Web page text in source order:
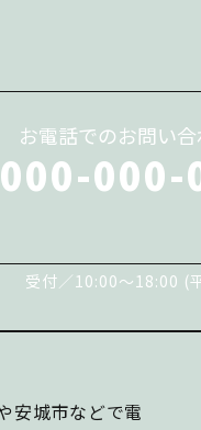
お電話でのお問い
000-000-
受付／10:00～18:00 (